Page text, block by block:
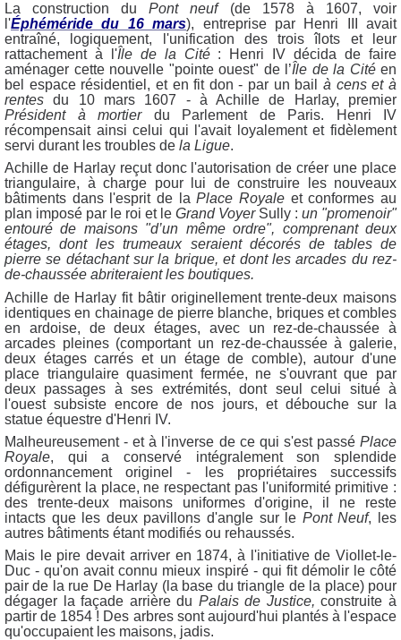
La construction duPont neuf (de 1578 à 1607, voir
l'Éphéméride du 16 mars), entreprise par Henri III avait
entraîné, logiquement, l'unification des trois îlots et leur
rattachement à l'Île de la Cité: Henri IV décida de faire
aménager cette nouvelle "pointe ouest" de l’Île de la Cité en
bel espace résidentiel, et en fit don - par un bail
à cens et à
rentes du 10 mars 1607 - à Achille de Harlay, premier
Président à mortierdu Parlement de Paris. Henri IV
récompensait ainsi celui qui l'avait loyalement et fidèlement
servi durant les troubles de la Ligue.
Achille de Harlay reçut donc l'autorisation de créer une place
triangulaire, à charge pour lui de construire les nouveaux
bâtiments dans l'esprit de laPlace Royale et conformes au
plan imposé par le roi et le Grand VoyerSully : un "promenoir"
entouré de maisons "d’un même ordre", comprenant deux
étages, dont les trumeaux seraient décorés de tables de
pierre se détachant sur la brique, et dont les arcades du rez-
de-chaussée abriteraient les boutiques.
Achille de Harlay fit bâtir originellement trente-deux maisons
identiques en chainage de pierre blanche, briques et combles
en ardoise, de deux étages, avec un rez-de-chaussée à
arcades pleines (comportant un rez-de-chaussée à galerie,
deux étages carrés et un étage de comble), autour d'une
place triangulaire quasiment fermée, ne s'ouvrant que par
deux passages à ses extrémités, dont seul celui situé à
l'ouest subsiste encore de nos jours, et débouche sur la
statue équestre d'Henri IV.
Malheureusement - et à l'inverse de ce qui s'est passé Place
Royale, qui a conservé intégralement son splendide
ordonnancement originel - les propriétaires successifs
défigurèrent la place, ne respectant pas l'uniformité primitive :
des trente-deux maisons uniformes d'origine, il ne reste
intacts que les deux pavillons d'angle sur le Pont Neuf, les
autres bâtiments étant modifiés ou rehaussés.
Mais le pire devait arriver en 1874, à l'initiative de Viollet-le-
Duc - qu'on avait connu mieux inspiré - qui fit démolir le côté
pair de la rue De Harlay (la base du triangle de la place) pour
dégager la façade arrière du Palais de Justice, construite à
partir de 1854 ! Des arbres sont aujourd'hui plantés à l'espace
qu'occupaient les maisons, jadis.